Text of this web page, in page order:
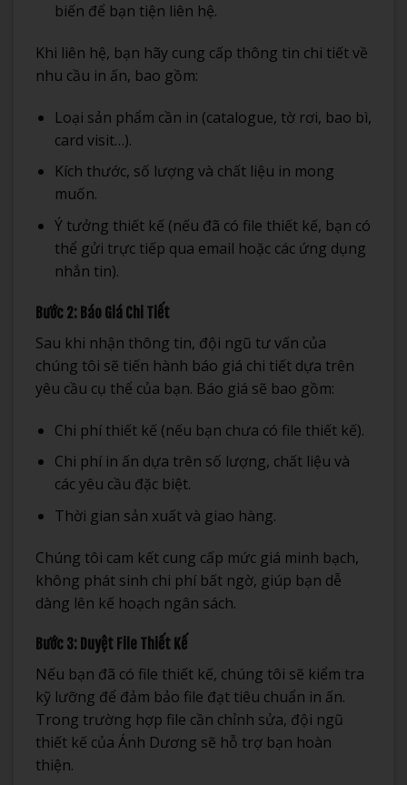
biến để bạn tiện liên hệ.
Khi liên hệ, bạn hãy cung cấp thông tin chi tiết về
nhu cầu in ấn, bao gồm:
Loại sản phẩm cần in (catalogue, tờ rơi, bao bì,
card visit…).
Kích thước, số lượng và chất liệu in mong
muốn.
Ý tưởng thiết kế (nếu đã có file thiết kế, bạn có
thể gửi trực tiếp qua email hoặc các ứng dụng
nhắn tin).
Bước 2: Báo Giá Chi Tiết
Sau khi nhận thông tin, đội ngũ tư vấn của
chúng tôi sẽ tiến hành báo giá chi tiết dựa trên
yêu cầu cụ thể của bạn. Báo giá sẽ bao gồm:
Chi phí thiết kế (nếu bạn chưa có file thiết kế).
Chi phí in ấn dựa trên số lượng, chất liệu và
các yêu cầu đặc biệt.
Thời gian sản xuất và giao hàng.
Chúng tôi cam kết cung cấp mức giá minh bạch,
không phát sinh chi phí bất ngờ, giúp bạn dễ
dàng lên kế hoạch ngân sách.
Bước 3: Duyệt File Thiết Kế
Nếu bạn đã có file thiết kế, chúng tôi sẽ kiểm tra
kỹ lưỡng để đảm bảo file đạt tiêu chuẩn in ấn.
Trong trường hợp file cần chỉnh sửa, đội ngũ
thiết kế của Ánh Dương sẽ hỗ trợ bạn hoàn
thiện.